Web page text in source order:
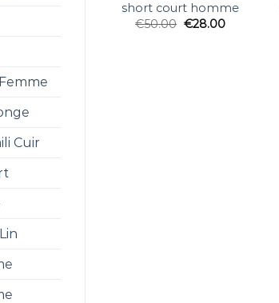
Cuir
short court homme
€50.00 €28.00